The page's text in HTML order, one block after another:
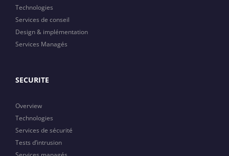
Technologies
Services de conseil
Design & implémentation
Services Managés
SECURITE
Overview
Technologies
Services de sécurité
Tests d’intrusion